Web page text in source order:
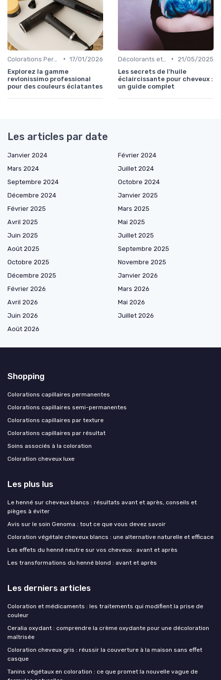
• 17/01/2026
Explorez la gamme
revlonissimo professional
pour des couleurs éclatantes
•
21/05/2025
Les secrets de l'huile
éclaircissante pour cheveux :
un guide complet
Les articles par date
Janvier 2024
Février 2024
Mars 2024
Juillet 2024
Septembre 2024
Octobre 2024
Décembre 2024
Janvier 2025
Février 2025
Mars 2025
Avril 2025
Mai 2025
Juin 2025
Juillet 2025
Août 2025
Septembre 2025
Octobre 2025
Novembre 2025
Décembre 2025
Janvier 2026
Février 2026
Mars 2026
Avril 2026
Mai 2026
Juin 2026
Juillet 2026
Août 2026
Shopping
Colorations capillaires permanentes
Colorations capillaires semi-permanentes
Colorations capillaires par texture
Colorations capillaires par résultat
Soins associés à la coloration
Coloration cheveux luxe
Les plus lus
Le henné sur cheveux blancs : résultats avant et après, conseils et
pièges à éviter
Avis sur le soin Genoma : tout ce que vous devez savoir
Coloration végétale cheveux blancs : une alternative naturelle et efficace
Les effets du henné neutre sur vos cheveux : avant et après
Les transformations du henné blond : avant et après
Les derniers articles
Coloration et médicaments : les traitements qui modifient la prise de
couleur
Ceralia oxydant : comprendre la crème oxydante pour une décoloration
maîtrisée
Coloration cheveux gris : réussir la couverture à la maison sans effet
casque
Tanins végétaux en coloration : ce que promet la nouvelle vague de